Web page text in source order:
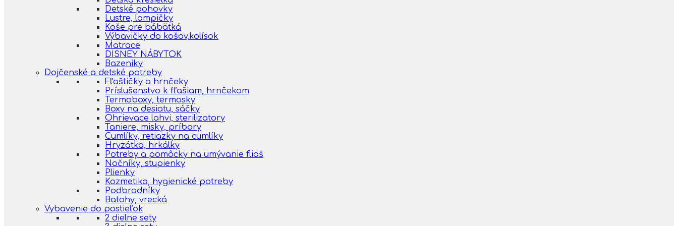
Detské pohovky
Lustre, lampičky
Koše pre bábätká
Výbavičky do košov,kolísok
Matrace
DISNEY NÁBYTOK
Bazeniky
Dojčenské a detské potreby
Fľaštičky a hrnčeky
Príslušenstvo k fľašiam, hrnčekom
Termoboxy, termosky
Boxy na desiatu, sáčky
Ohrievace lahvi, sterilizatory
Taniere, misky, príbory
Cumlíky, retiazky na cumlíky
Hryzátka, hrkálky
Potreby a pomôcky na umývanie fliaš
Nočníky, stupienky
Plienky
Kozmetika, hygienické potreby
Podbradníky
Batohy, vrecká
Vybavenie do postieľok
2 dielne sety